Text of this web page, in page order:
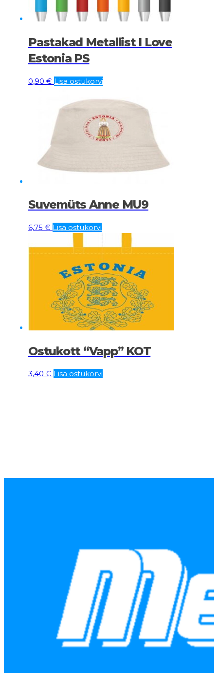
Pastakad Metallist I Love
Estonia PS
0,90 € Lisa ostukorvi
Suvemüts Anne MU9
6,75 € Lisa ostukorvi
Ostukott “Vapp” KOT
3,40 € Lisa ostukorvi